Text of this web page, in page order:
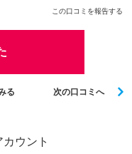
この口コミを報告する
る 次の口コミへ
ウント